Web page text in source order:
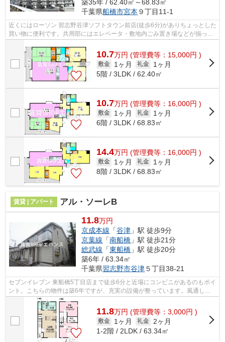
築35年 / 62.40㎡～68.83㎡
千葉県船橋市宮本 ９丁目11-1
近くにはローソン 習志野谷津ソフトタウン前店(徒歩6分)がありちょっとした
買い物に便利です。共用部にはエレベータ・敷地内ごみ置き場などが揃って
10.7万円 (管理費等：15,000円 )
敷金 1ヶ月 礼金
1ヶ月
5階 / 3LDK / 62.40㎡
10.7万円 (管理費等：16,000円 )
敷金 1ヶ月 礼金
1ヶ月
6階 / 3LDK / 68.83㎡
14.4万円 (管理費等：16,000円 )
敷金 1ヶ月 礼金
1ヶ月
8階 / 3LDK / 68.83㎡
賃貸 | アパート アル・ソーレB
11.8万円
京成本線 「谷津 」駅 徒歩9分
京葉線 「南船橋 」駅 徒歩21分
総武線 「東船橋 」駅 徒歩20分
築6年 / 63.34㎡
千葉県習志野市谷津５丁目38-21
セブンイレブン 東船橋5丁目店まで徒歩6分と近場にコンビニがあるのもポイ
ント。こちらの物件は築6年ですが、充実の設備が整っています。風通しが
良く、湿気やカビの心配が少ない物件...
11.8万円 (管理費等：3,000円 )
敷金 1ヶ月 礼金
2ヶ月
1-2階 / 2LDK / 63.34㎡